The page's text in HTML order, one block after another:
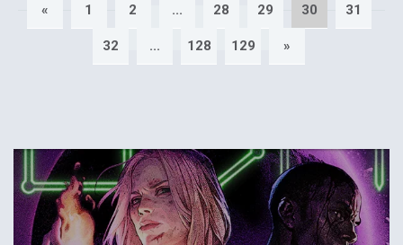
« 1 2 ... 28 29 30 31
32 ... 128 129 »